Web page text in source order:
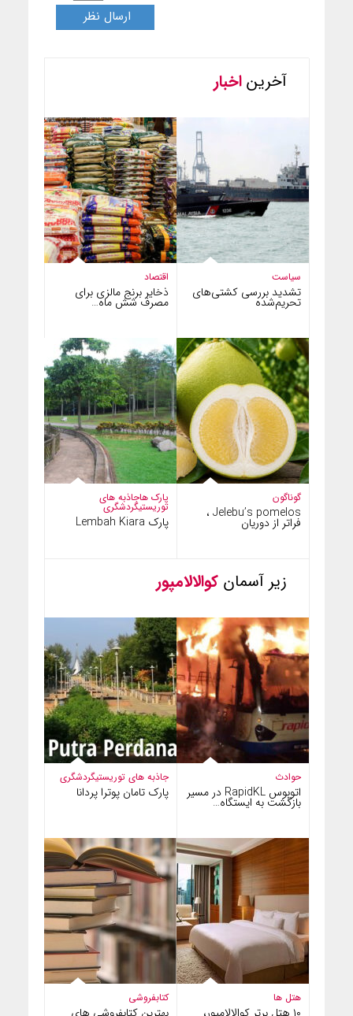
آخریناخبار
اقتصاد
ذخایر برنج مالزی برای
مصرف شش ماه…
سیاست
تشدید بررسی کشتی‌های
تحریم‌شده
پارک هاجاذبه های
توریستیگردشگری
پارک Lembah Kiara
گوناگون
Jelebu’s pomelos ،
فراتر از دوریان
زیر آسمان کوالالامپور
جاذبه های توریستیگردشگری
پارک تامان پوترا پردانا
حوادث
اتوبوس RapidKL در مسیر
بازگشت به ایستگاه…
کتابفروشی هتل ها